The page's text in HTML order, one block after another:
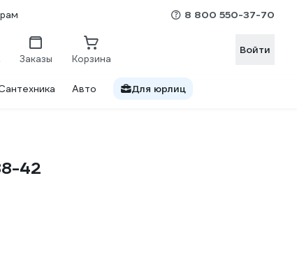
8 800 550-37-70
Заказы Корзина
Войти
Авто Для юрлиц
42